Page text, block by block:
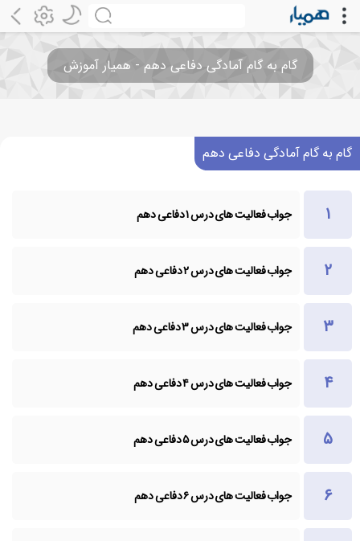
گام به گام آمادگی دفاعی دهم - همیار آموزش
گام به گام آمادگی دفاعی دهم
جواب فعالیت های درس ۱ دفاعی دهم
جواب فعالیت های درس ۲ دفاعی دهم
جواب فعالیت های درس ۳ دفاعی دهم
جواب فعالیت های درس ۴ دفاعی دهم
جواب فعالیت های درس ۵ دفاعی دهم
جواب فعالیت های درس ۶ دفاعی دهم